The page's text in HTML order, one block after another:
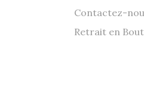
Contactez-
Retrait en